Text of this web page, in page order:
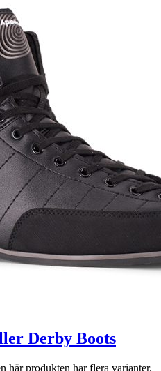
Derby Boots
här produkten har flera varianter.